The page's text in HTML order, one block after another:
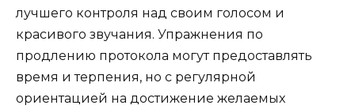
лучшего контроля над своим голосом и
красивого звучания. Упражнения по
продлению протокола могут предоставлять
время и терпения, но с регулярной
ориентацией на достижение желаемых